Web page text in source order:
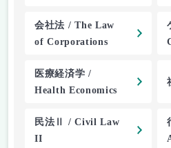
会社法 / The Law
of Corporations
医療経済学 /
Health Economics
民法Ⅱ / Civil Law
II